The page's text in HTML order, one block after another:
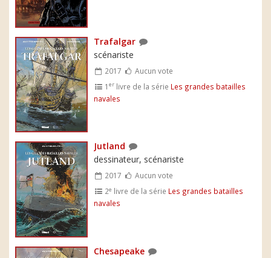
Trafalgar
scénariste
2017
Aucun vote
1er livre de la série Les grandes batailles
navales
Jutland
dessinateur, scénariste
2017
Aucun vote
2e livre de la série Les grandes batailles
navales
Chesapeake